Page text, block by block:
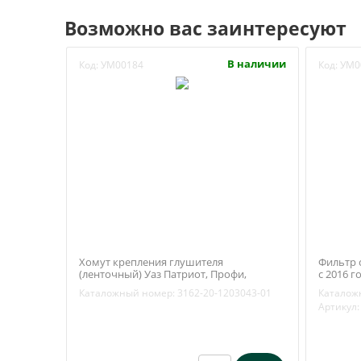
Возможно вас заинтересуют
Код: УМ00184 В наличии
Хомут крепления глушителя
(ленточный) Уаз Патриот, Профи,
3162-20-1203043-01
Каталожный номер: 3162-20-1203043-01
Код:
Фильтр
с 2016
Артикул: